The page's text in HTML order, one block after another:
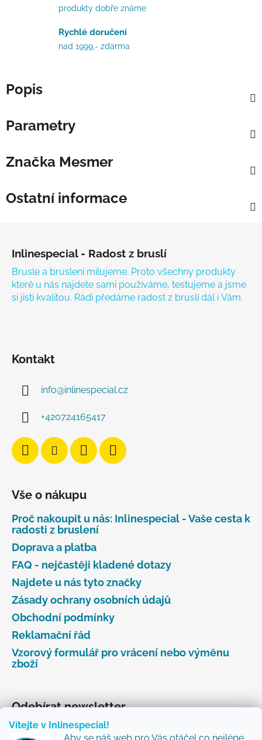
Vítejte v Inlinespecial!
produkty dobře známe
Rychlé doručení
nad 1999,- zdarma
Popis
Parametry
Značka Mesmer
Ostatní informace
Inlinespecial - Radost z bruslí
Brusle a bruslení milujeme. Proto všechny produkty
které u nás najdete sami používáme, testujeme a jsme
si jisti kvalitou. Rádi předáme radost z bruslí dál i Vám.
Kontakt
info@inlinespecial.cz
+420724165417
Vše o nákupu
Proč nakoupit u nás: Inlinespecial - Vaše cesta k
radosti z bruslení
Doprava a platba
FAQ - nejčastěji kladené dotazy
Najdete u nás tyto značky
Zásady ochrany osobních údajů
Obchodní podmínky
Reklamační řád
Vzorový formulář pro vrácení nebo výměnu
zboží
Odebírat newsletter
Vložte svůj e-mail a my vám budeme zasílat informace